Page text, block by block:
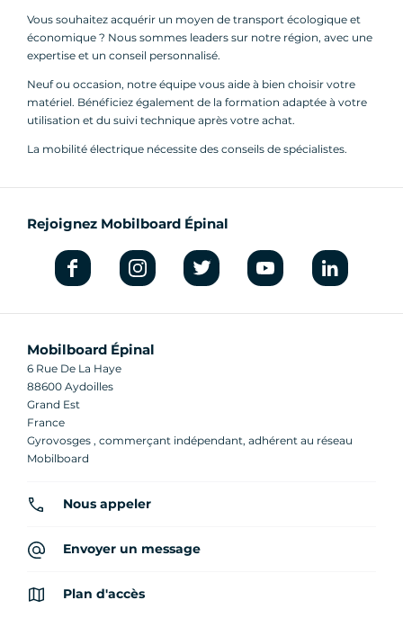
Vous souhaitez acquérir un moyen de transport écologique et
économique ? Nous sommes leaders sur notre région, avec une
expertise et un conseil personnalisé.
Neuf ou occasion, notre équipe vous aide à bien choisir votre
matériel. Bénéficiez également de la formation adaptée à votre
utilisation et du suivi technique après votre achat.
La mobilité électrique nécessite des conseils de spécialistes.
Rejoignez Mobilboard Épinal
Mobilboard Épinal
6 Rue De La Haye
88600 Aydoilles
Grand Est
France
Gyrovosges , commerçant indépendant, adhérent au réseau
Mobilboard
Nous appeler
Envoyer un message
Plan d'accès